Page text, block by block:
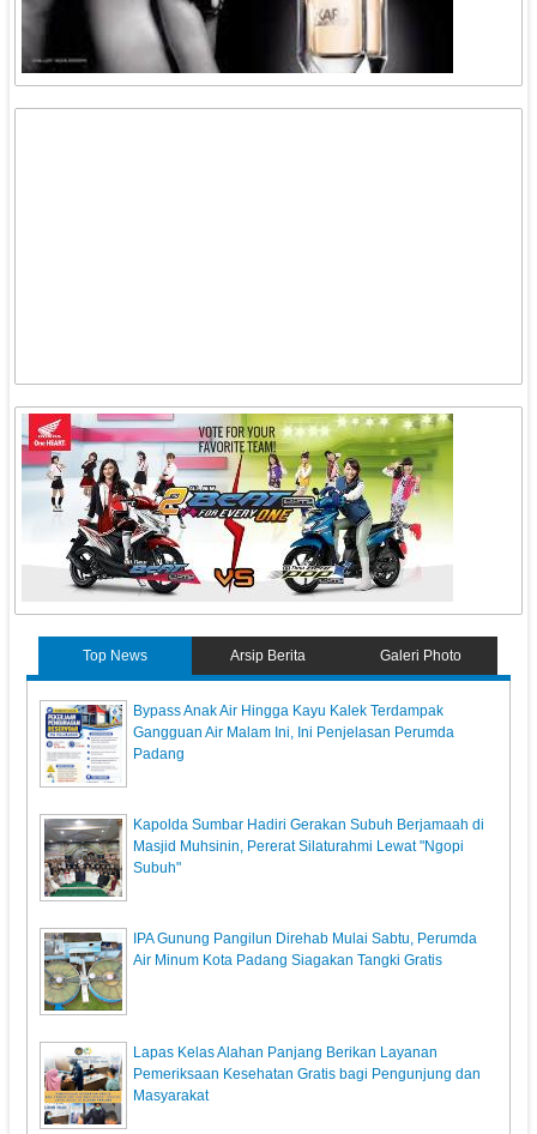
Top News Arsip Berita Galeri Photo
Bypass Anak Air Hingga Kayu Kalek Terdampak
Gangguan Air Malam Ini, Ini Penjelasan Perumda
Padang
Kapolda Sumbar Hadiri Gerakan Subuh Berjamaah di
Masjid Muhsinin, Pererat Silaturahmi Lewat "Ngopi
Subuh"
IPA Gunung Pangilun Direhab Mulai Sabtu, Perumda
Air Minum Kota Padang Siagakan Tangki Gratis
Lapas Kelas Alahan Panjang Berikan Layanan
Pemeriksaan Kesehatan Gratis bagi Pengunjung dan
Masyarakat